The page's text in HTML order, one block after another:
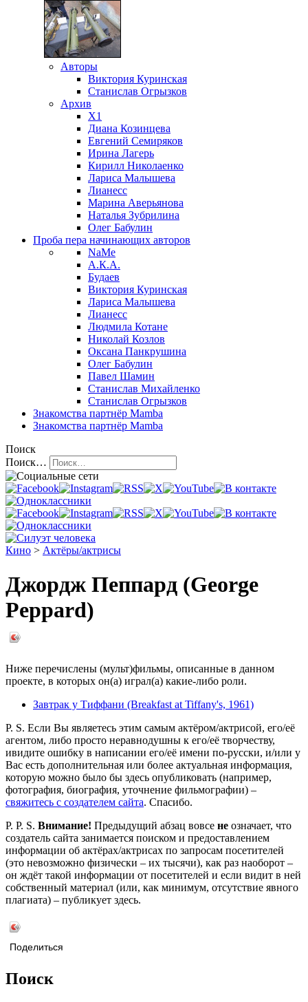
Авторы
Виктория Куринская
Станислав Огрызков
Архив
X1
Диана Козинцева
Евгений Семиряков
Ирина Лагерь
Кирилл Николаенко
Лариса Малышева
Лианесс
Марина Аверьянова
Наталья Зубрилина
Олег Бабулин
Проба пера начинающих авторов
NaMe
А.К.А.
Будаев
Виктория Куринская
Лариса Малышева
Лианесс
Людмила Котане
Николай Козлов
Оксана Панкрушина
Олег Бабулин
Павел Шамин
Станислав Михайленко
Станислав Огрызков
Знакомства партнёр Mamba
Знакомства партнёр Mamba
Поиск
Поиск…
Кино > Актёры/актрисы
Джордж Пеппард (George
Peppard)
Ниже перечислены (мульт)фильмы, описанные в данном
проекте, в которых он(а) играл(а) какие-либо роли.
Завтрак у Тиффани (Breakfast at Tiffany's, 1961)
P. S. Если Вы являетесь этим самым актёром/актрисой, его/её
агентом, либо просто неравнодушны к его/её творчеству,
ивидите ошибку в написании его/её имени по-русски, и/или у
Вас есть дополнительная или более актуальная информация,
которую можно было бы здесь опубликовать (например,
фотография, биография, уточнение фильмографии) –
свяжитесь с создателем сайта. Спасибо.
P. P. S. Внимание! Предыдущий абзац вовсе не означает, что
создатель сайта занимается поиском и предоставлением
информации об актёрах/актрисах по запросам посетителей
(это невозможно физически – их тысячи), как раз наоборот –
он ждёт такой информации от посетителей и если видит в ней
собственный материал (или, как минимум, отсутствие явного
плагиата) – публикует здесь.
Поделиться
Поиск